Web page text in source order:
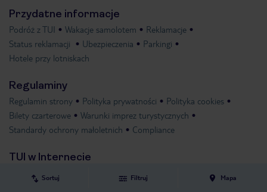
Sortuj Filtruj Mapa
Przydatne informacje
Podróż z TUI Wakacje samolotem
Reklamacje
Status reklamacji
Ubezpieczenia
Parkingi
Hotele przy lotniskach
Regulaminy
Regulamin strony Polityka prywatności
Polityka cookies
Bilety czarterowe
Warunki imprez turystycznych
Standardy ochrony małoletnich
Compliance
TUI w Internecie